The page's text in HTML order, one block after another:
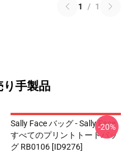
1 / 1
り手製品
Sally Face バッグ - Sally Face
すべてのプリントトートバッ
グ RB0106 [ID9276]
-20%